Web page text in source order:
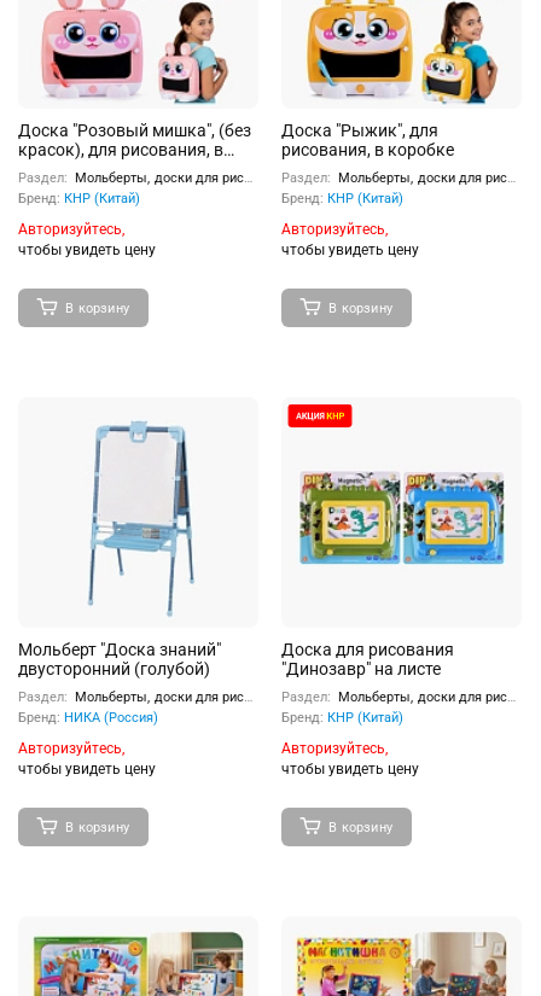
Доска "Розовый мишка", (без
красок), для рисования, в
коробке
Раздел:
Мольберты, доски для рисования
Бренд: КНР (Китай)
Авторизуйтесь,
чтобы увидеть цену
В корзину
Доска "Рыжик", для
рисования, в коробке
Раздел:
Мольберты, доски для рисования
Бренд: КНР (Китай)
Авторизуйтесь,
чтобы увидеть цену
В корзину
Мольберт "Доска знаний"
двусторонний (голубой)
Раздел:
Мольберты, доски для рисования
Бренд: НИКА (Россия)
Авторизуйтесь,
чтобы увидеть цену
В корзину
Доска для рисования
"Динозавр" на листе
Раздел:
Мольберты, доски для рисования
Бренд: КНР (Китай)
Авторизуйтесь,
чтобы увидеть цену
В корзину